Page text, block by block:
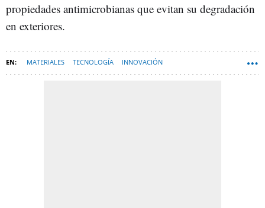
propiedades antimicrobianas que evitan su degradación
en exteriores.
MATERIALES TECNOLOGÍA INNOVACIÓN